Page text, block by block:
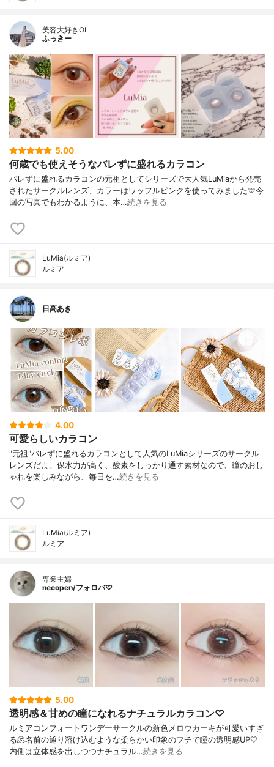
美容大好きOL
ふっきー
5.00
何歳でも使えそうなバレずに盛れるカラコン
バレずに盛れるカラコンの元祖としてシリーズで大人気LuMiaから発売
されたサークルレンズ、カラーはワッフルピンクを使ってみました🫶今
回の写真でもわかるように、本…続きを見る
LuMia(ルミア)
ルミア
日高あき
4.00
可愛らしいカラコン
"元祖"バレずに盛れるカラコンとして人気のLuMiaシリーズのサークル
レンズだよ。保水力が高く、酸素をしっかり通す素材なので、瞳のおし
ゃれを楽しみながら、毎日を…続きを見る
LuMia(ルミア)
ルミア
専業主婦
necopen/フォロバ♡
5.00
透明感＆甘めの瞳になれるナチュラルカラコン♡
ルミアコンフォートワンデーサークルの新色メロウカーキが可愛いすぎ
る🫠名前の通り溶け込むような柔らかい印象のフチで瞳の透明感UP🤍
内側は立体感を出しつつナチュラル…続きを見る